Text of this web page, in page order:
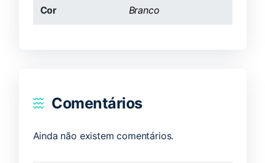
Cor Branco
Comentários
Ainda não existem comentários.